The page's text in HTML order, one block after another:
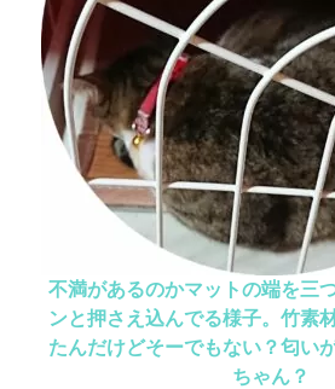
不満があるのかマットの端を三
ンと押さえ込んでる様子。竹素
たんだけどそーでもない？匂い
ちゃん？